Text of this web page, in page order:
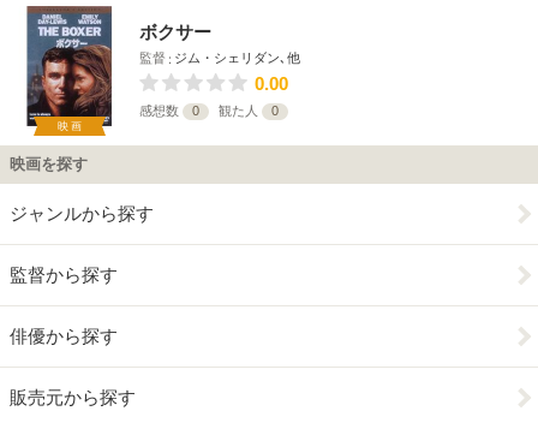
映画
ボクサー
監督 ジム・シェリダン､他
0.00
感想数 0 観た人 0
映画を探す
ジャンルから探す
監督から探す
俳優から探す
販売元から探す